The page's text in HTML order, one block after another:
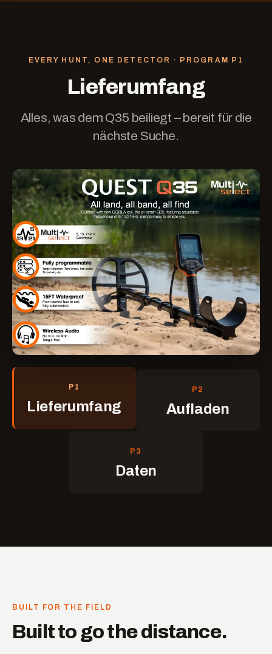
EVERY HUNT, ONE DETECTOR · PROGRAM P1
Lieferumfang
Alles, was dem Q35 beiliegt – bereit für die
nächste Suche.
P1
Lieferumfang
P2
Aufladen
P3
Daten
BUILT FOR THE FIELD
Built to go the distance.